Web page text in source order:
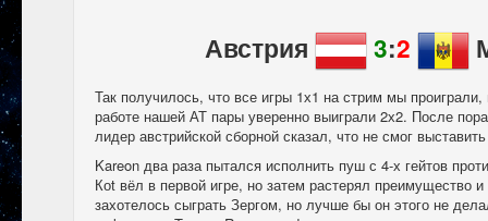
Австрия 3:2
Так получилось, что все игры 1х1 на стрим мы
работе нашей АТ пары уверенно выиграли 2х2. После
лидер австрийской сборной сказал, что не смог
Kareon два раза пытался исполнить пуш с 4-х гейтов
Коt вёл в первой игре, но затем растерял преимущество
захотелось сыграть Зергом, но лучше бы он этого не